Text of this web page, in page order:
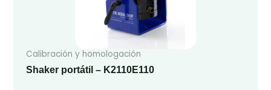
Calibración y homologación
Shaker portátil – K2110E110